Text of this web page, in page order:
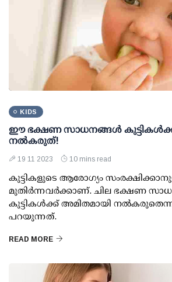
KIDS
ഈ ഭക്ഷണ സാധനങ്ങള്‍
നല്‍കരുത്!
19 11 2023 10 mins read
കുട്ടികളുടെ ആരോഗ്യം
മുതിര്‍ന്നവര്‍ക്കാണ്. ചില ഭക്ഷണ
കുട്ടികള്‍ക്ക് അമിതമായി
പറയുന്നത്.
READ MORE